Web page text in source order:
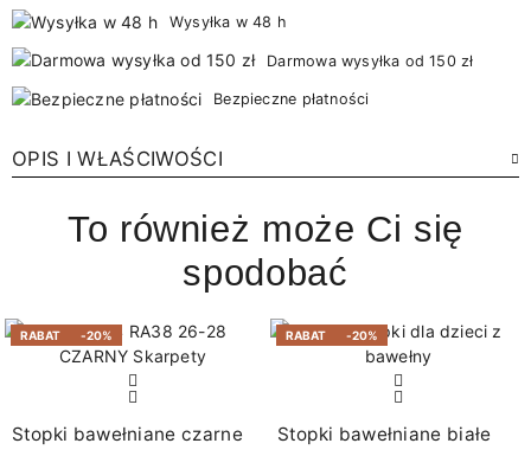
Wysyłka w 48 h
Darmowa wysyłka od 150 zł
Bezpieczne płatności
OPIS I WŁAŚCIWOŚCI
To również może Ci się
spodobać
RABAT -20%
Stopki bawełniane czarne
RABAT -20%
Stopki bawełniane białe